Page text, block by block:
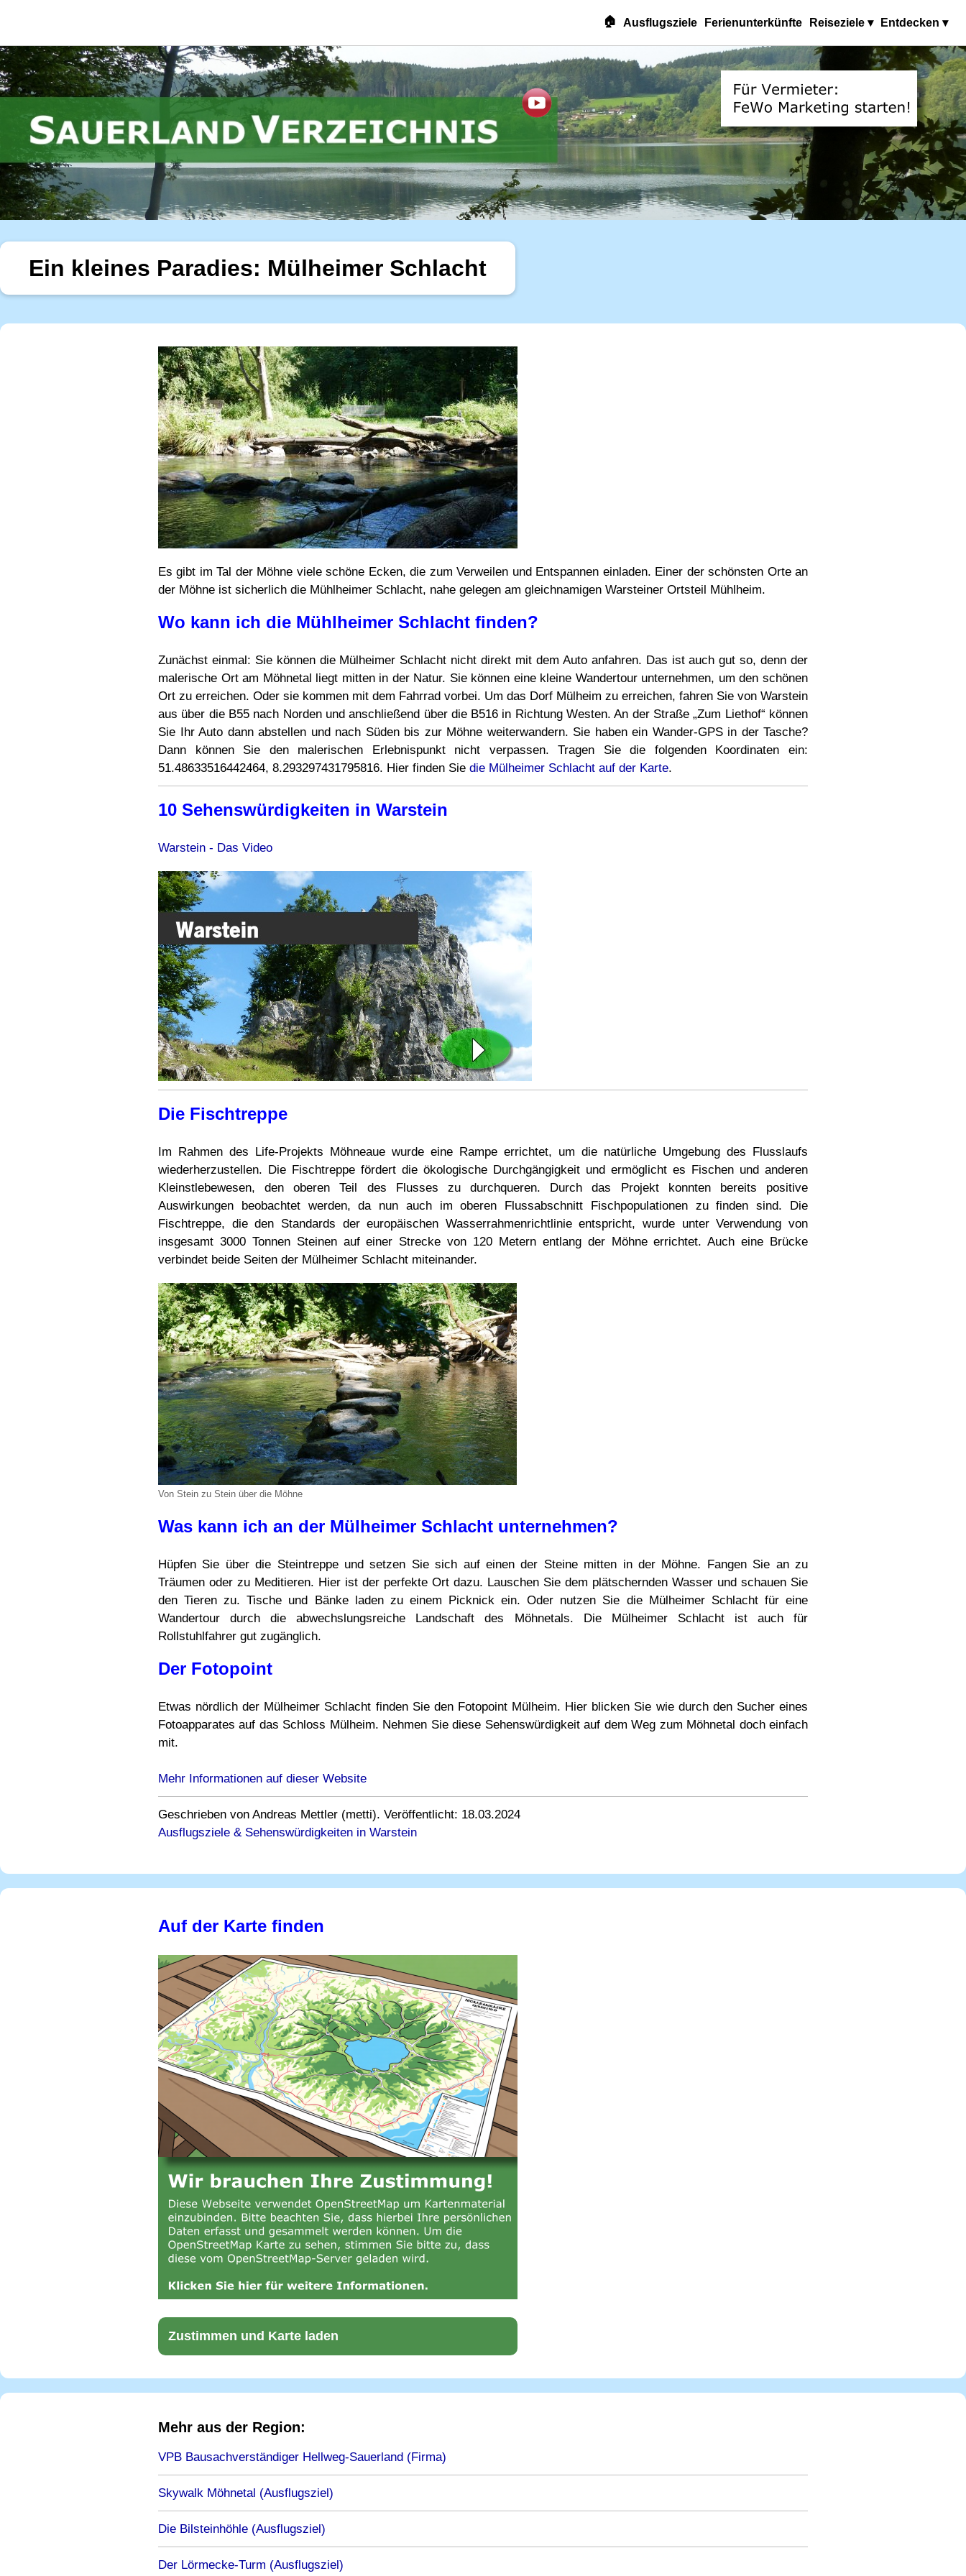
🏠 Ausflugsziele Ferienunterkünfte Reiseziele ▾ Entdecken ▾
Ein kleines Paradies: Mülheimer Schlacht
Es gibt im Tal der Möhne viele schöne Ecken, die zum Verweilen und Entspannen einladen. Einer der schönsten Orte an
der Möhne ist sicherlich die Mühlheimer Schlacht, nahe gelegen am gleichnamigen Warsteiner Ortsteil Mühlheim.
Wo kann ich die Mühlheimer Schlacht finden?
Zunächst einmal: Sie können die Mülheimer Schlacht nicht direkt mit dem Auto anfahren. Das ist auch gut so, denn der
malerische Ort am Möhnetal liegt mitten in der Natur. Sie können eine kleine Wandertour unternehmen, um den schönen
Ort zu erreichen. Oder sie kommen mit dem Fahrrad vorbei. Um das Dorf Mülheim zu erreichen, fahren Sie von Warstein
aus über die B55 nach Norden und anschließend über die B516 in Richtung Westen. An der Straße „Zum Liethof“ können
Sie Ihr Auto dann abstellen und nach Süden bis zur Möhne weiterwandern. Sie haben ein Wander-GPS in der Tasche?
Dann können Sie den malerischen Erlebnispunkt nicht verpassen. Tragen Sie die folgenden Koordinaten ein:
51.48633516442464, 8.293297431795816. Hier finden Sie die Mülheimer Schlacht auf der Karte.
10 Sehenswürdigkeiten in Warstein
Warstein - Das Video
Die Fischtreppe
Im Rahmen des Life-Projekts Möhneaue wurde eine Rampe errichtet, um die natürliche Umgebung des Flusslaufs
wiederherzustellen. Die Fischtreppe fördert die ökologische Durchgängigkeit und ermöglicht es Fischen und anderen
Kleinstlebewesen, den oberen Teil des Flusses zu durchqueren. Durch das Projekt konnten bereits positive
Auswirkungen beobachtet werden, da nun auch im oberen Flussabschnitt Fischpopulationen zu finden sind. Die
Fischtreppe, die den Standards der europäischen Wasserrahmenrichtlinie entspricht, wurde unter Verwendung von
insgesamt 3000 Tonnen Steinen auf einer Strecke von 120 Metern entlang der Möhne errichtet. Auch eine Brücke
verbindet beide Seiten der Mülheimer Schlacht miteinander.
Von Stein zu Stein über die Möhne
Was kann ich an der Mülheimer Schlacht unternehmen?
Hüpfen Sie über die Steintreppe und setzen Sie sich auf einen der Steine mitten in der Möhne. Fangen Sie an zu
Träumen oder zu Meditieren. Hier ist der perfekte Ort dazu. Lauschen Sie dem plätschernden Wasser und schauen Sie
den Tieren zu. Tische und Bänke laden zu einem Picknick ein. Oder nutzen Sie die Mülheimer Schlacht für eine
Wandertour durch die abwechslungsreiche Landschaft des Möhnetals. Die Mülheimer Schlacht ist auch für
Rollstuhlfahrer gut zugänglich.
Der Fotopoint
Etwas nördlich der Mülheimer Schlacht finden Sie den Fotopoint Mülheim. Hier blicken Sie wie durch den Sucher eines
Fotoapparates auf das Schloss Mülheim. Nehmen Sie diese Sehenswürdigkeit auf dem Weg zum Möhnetal doch einfach
mit.
Mehr Informationen auf dieser Website
Geschrieben von Andreas Mettler (metti). Veröffentlicht: 18.03.2024
Ausflugsziele & Sehenswürdigkeiten in Warstein
Auf der Karte finden
Zustimmen und Karte laden
Mehr aus der Region:
VPB Bausachverständiger Hellweg-Sauerland (Firma)
Skywalk Möhnetal (Ausflugsziel)
Die Bilsteinhöhle (Ausflugsziel)
Der Lörmecke-Turm (Ausflugsziel)